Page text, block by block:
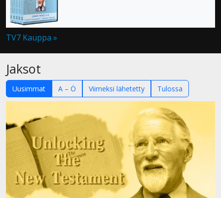
TV7 Kauppa »
Jaksot
Uusimmat A – Ö Viimeksi lähetetty Tulossa